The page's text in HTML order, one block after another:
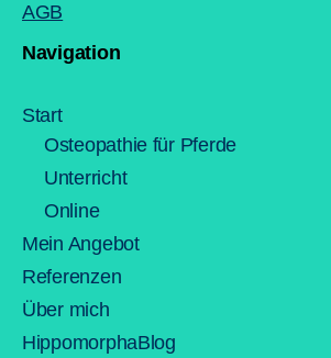
AGB
Navigation
Start
Osteopathie für Pferde
Unterricht
Online
Mein Angebot
Referenzen
Über mich
HippomorphaBlog